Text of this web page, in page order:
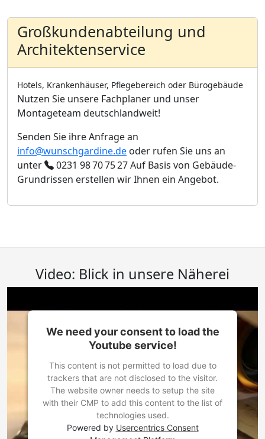
Großkundenabteilung und
Architektenservice
Hotels, Krankenhäuser, Pflegebereich oder Bürogebäude
Nutzen Sie unsere Fachplaner und unser
Montageteam deutschlandweit!
Senden Sie ihre Anfrage an
info@wunschgardine.de oder rufen Sie uns an
unter
0231 98 70 75 27Auf Basis von Gebäude-
Grundrissen erstellen wir Ihnen ein Angebot.
Video: Blick in unsere Näherei
We need your consent to load the
Youtube service!
This content is not permitted to load due to
trackers that are not disclosed to the visitor.
The website owner needs to setup the site
with their CMP to add this content to the list of
technologies used.
Powered by Usercentrics Consent